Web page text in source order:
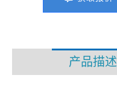
产品描述